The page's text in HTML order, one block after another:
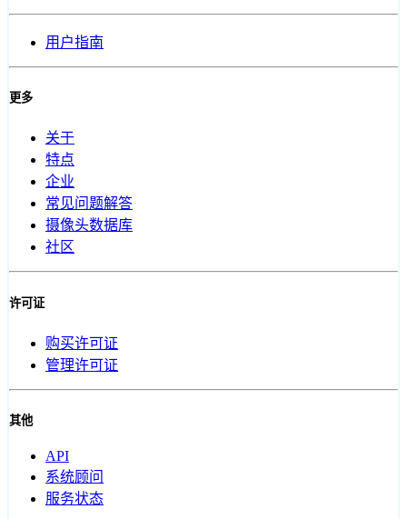
用户指南
更多
关于
特点
企业
常见问题解答
摄像头数据库
社区
许可证
购买许可证
管理许可证
其他
API
系统顾问
服务状态